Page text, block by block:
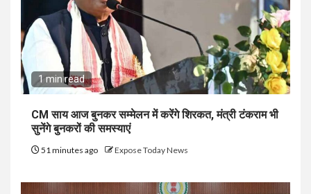
1 min read
CM साय आज बुनकर सम्मेलन में करेंगे शिरकत, मंत्री टंकराम भी
सुनेंगे बुनकरों की समस्याएं
51 minutes ago Expose Today News